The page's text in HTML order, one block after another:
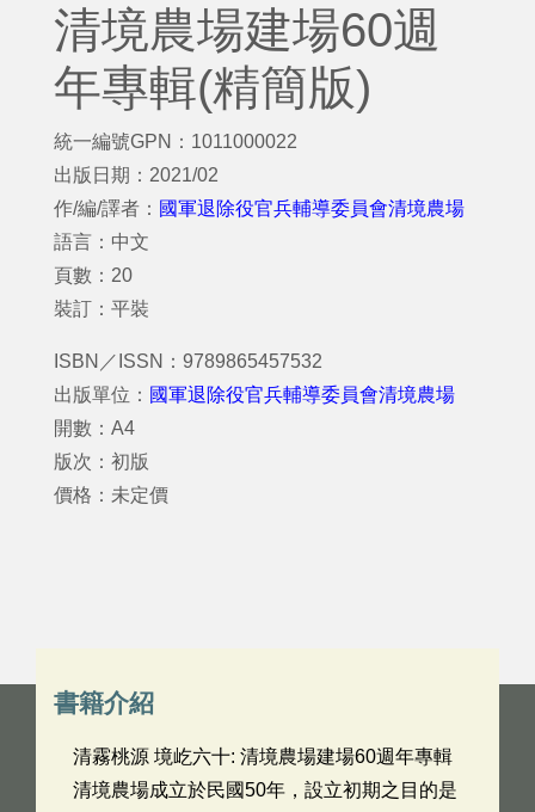
清境農場建場60週
年專輯(精簡版)
統一編號GPN：1011000022
出版日期：2021/02
作/編/譯者： 國軍退除役官兵輔導委員會清境農場
語言：中文
頁數：20
裝訂：平裝
ISBN／ISSN：9789865457532
出版單位： 國軍退除役官兵輔導委員會清境農場
開數：A4
版次：初版
價格：未定價
書籍介紹
清霧桃源 境屹六十: 清境農場建場60週年專輯
清境農場成立於民國50年，設立初期之目的是